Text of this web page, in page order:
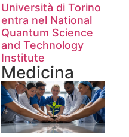
Università di Torino
entra nel National
Quantum Science
and Technology
Institute
Medicina